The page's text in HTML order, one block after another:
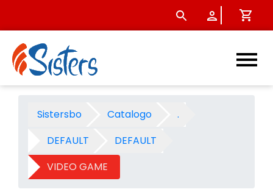
VIDEO GAME - Categoria -
Sistersbo Catalogo
.
DEFAULT
DEFAULT
VIDEO GAME